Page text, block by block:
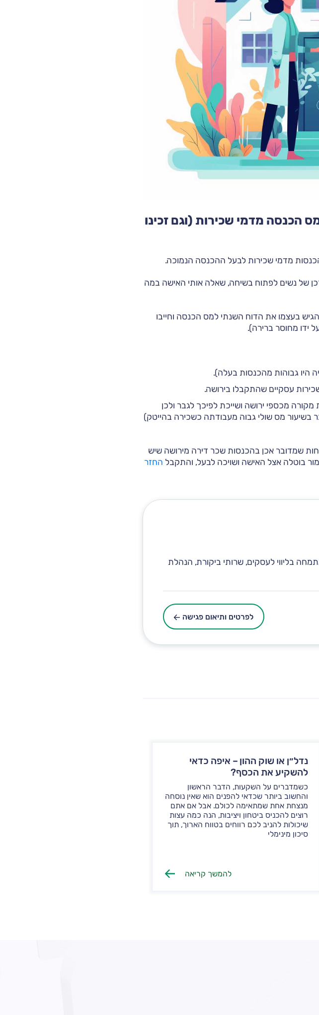
הכנסה מדמי שכירות (וגם זכינו
מדמי שכירות לבעל ההכנסה הנמוכה.
יחד למעלית. כדרכן של נשים לפתוח בשיחה, שאלה אותי האישה במה
בעצמו את הדוח השנתי למס הכנסה וחייבו
ידו מחוסר ברירה).
היו גבוהות מהכנסות בעלה).
עסקיים שהתקבלו בירושה.
מכספי ירושה ושייכת לפיכך לגבר ולכן
בשיעור מס שולי גבוה מעבודתה כשכירה בהייטק)
שמדובר אכן בהכנסות שכר דירה מירושה שיש
בוטלה אצל האישה ושויכה לבעל, והתקבל החזר
בליווי לעסקים, שרותי ביקורת, הנהלת
לפרטים ותיאום פגישה
נדל״ן או שוק ההון – איפה כדאי
להשקיע את הכסף?
כשמדברים על השקעות, הדבר הראשון
והחשוב ביותר שכדאי להפנים הוא שאין נוסחה
מנצחת אחת שמתאימה לכולם. אבל אם אתם
רוצים להכניס ביטחון ויציבות, הנה כמה עצות
שיכולות להניב לכם רווחים בטווח הארוך, תוך
סיכון מינימלי
להמשך קריאה